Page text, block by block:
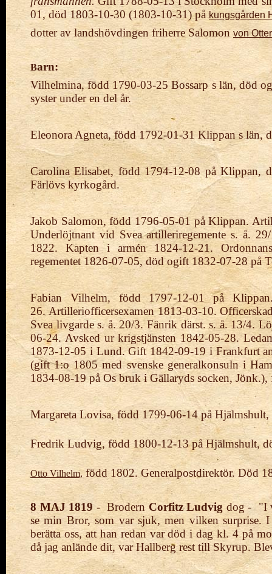
01,död 1803-10-30 (1803-10-31) påkungsgården
dotter av landshövdingenfriherre Salomonvon Otter
Barn:
Vilhelmina, född 1790-03-25 Bossarp s län, död
syster under en del år.
Eleonora Agneta, född 1792-01-31 Klippan s län,
Carolina Elisabet, född 1794-12-08 på Klippan,
Färlövs kyrkogård.
Jakob Salomon, född 1796-05-01 på Klippan.
Underlöjtnant vid Svea artilleriregemente s. å.
1822. Kapten i armén 1824-12-21.
regementet 1826-07-05, död ogift 1832-07-28 på
Fabian Vilhelm, född 1797-12-01 på
26.Artilleriofficersexamen 1813-03-10.
Svea livgarde s. å. 20/3. Fänrik därst. s. å. 13/4.
06-24. Avsked ur krigstjänsten 1842-05-28.
1873-12-05 i Lund. Gift 1842-09-19 i Frankfurt
(gift 1:o 1805 med svenske generalkonsuln i
1834-08-19 på Os bruk i Gällarydssocken,
Margareta Lovisa, född 1799-06-14 på Hjälmshult,
Fredrik Ludvig, född 1800-12-13 på Hjälmshult,
Otto Vilhelm,född 1802. Generalpostdirektör. Död
8 MAJ 1819 - BrodernCorfitz Ludvig dog - "I
se min Bror, som var sjuk, men vilken surprise.
berätta oss, att han redan var död i dag kl. 4 på
då jag anlände dit, var Hallberg rest till Skyrup.